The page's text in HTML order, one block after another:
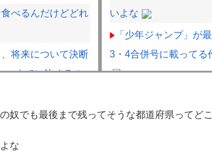
食べるんだけどどれ
将来について決断
つまでに決めるの
ブレーキ問題の
いよな
「少年ジャンプ」が
3・4合併号に載ってる
ァーって正直そこまで
奴でも最後まで残ってそうな都道府県ってど
な